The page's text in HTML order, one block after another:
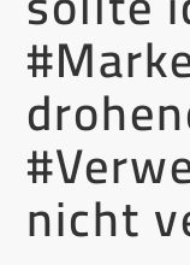
nicht